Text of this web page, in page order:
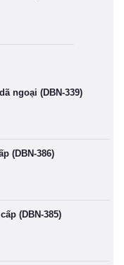
ngoại (DBN-339)
(DBN-386)
(DBN-385)